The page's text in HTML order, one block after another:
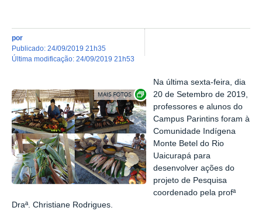
por
publicado: 24/09/2019 21h35
última modificação: 24/09/2019 21h53
Show image carousel
Na última sexta-feira, dia
20 de Setembro de 2019,
professores e alunos do
Campus Parintins foram à
Comunidade Indígena
Monte Betel do Rio
Uaicurapá para
desenvolver ações do
projeto de Pesquisa
coordenado pela profª
Draª. Christiane Rodrigues.